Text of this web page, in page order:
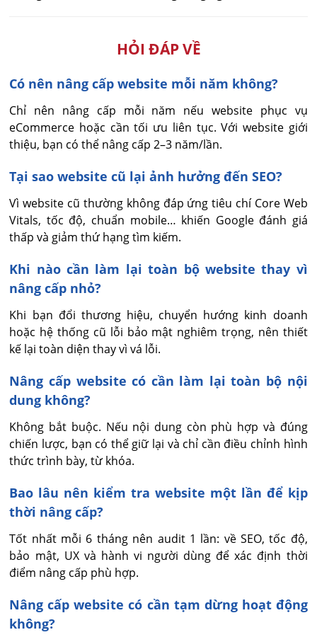
HỎI ĐÁP VỀ
Có nên nâng cấp website mỗi năm không?
Chỉ nên nâng cấp mỗi năm nếu website phục vụ
eCommerce hoặc cần tối ưu liên tục. Với website giới
thiệu, bạn có thể nâng cấp 2–3 năm/lần.
Tại sao website cũ lại ảnh hưởng đến SEO?
Vì website cũ thường không đáp ứng tiêu chí Core Web
Vitals, tốc độ, chuẩn mobile… khiến Google đánh giá
thấp và giảm thứ hạng tìm kiếm.
Khi nào cần làm lại toàn bộ website thay vì
nâng cấp nhỏ?
Khi bạn đổi thương hiệu, chuyển hướng kinh doanh
hoặc hệ thống cũ lỗi bảo mật nghiêm trọng, nên thiết
kế lại toàn diện thay vì vá lỗi.
Nâng cấp website có cần làm lại toàn bộ nội
dung không?
Không bắt buộc. Nếu nội dung còn phù hợp và đúng
chiến lược, bạn có thể giữ lại và chỉ cần điều chỉnh hình
thức trình bày, từ khóa.
Bao lâu nên kiểm tra website một lần để kịp
thời nâng cấp?
Tốt nhất mỗi 6 tháng nên audit 1 lần: về SEO, tốc độ,
bảo mật, UX và hành vi người dùng để xác định thời
điểm nâng cấp phù hợp.
Nâng cấp website có cần tạm dừng hoạt động
không?